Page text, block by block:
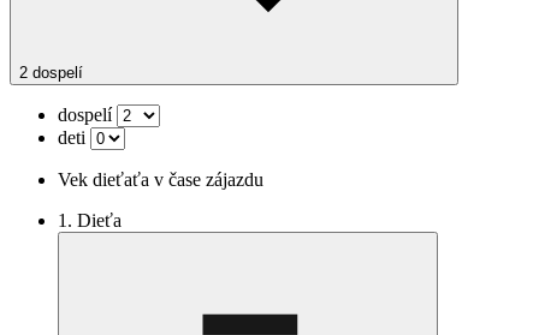
2 dospelí
dospelí
deti
Vek dieťaťa v čase zájazdu
1. Dieťa